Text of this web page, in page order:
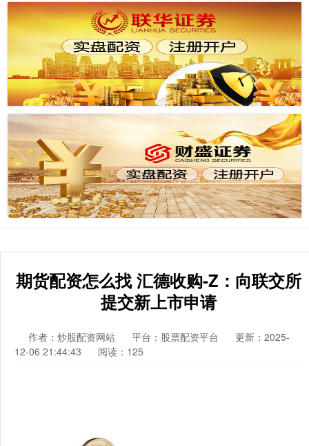
期货配资怎么找 汇德收购-Z：向联交所
提交新上市申请
作者：炒股配资网站 平台：股票配资平台
更新：2025-
12-06 21:44:43
阅读：125